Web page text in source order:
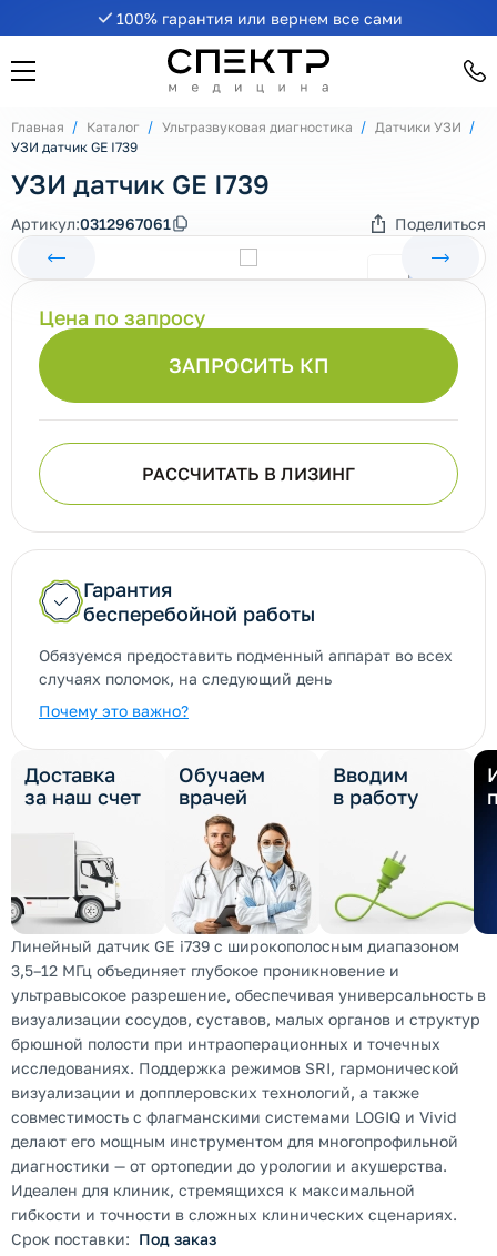
100% гарантия или вернем все сами
Главная Каталог Ультразвуковая диагностика
Датчики УЗИ
УЗИ датчик GE I739
УЗИ датчик GE I739
Артикул:0312967061 Поделиться
ЗАПРОСИТЬ КП
Цена по запросу
РАССЧИТАТЬ В ЛИЗИНГ
Гарантия
бесперебойной работы
Обязуемся предоставить подменный аппарат во всех
случаях поломок, на следующий день
Почему это важно?
Доставка
за наш счет
Обучаем
врачей
Вводим
в работу
Линейный датчик GE i739 с широкополосным диапазоном
3,5–12 МГц объединяет глубокое проникновение и
ультравысокое разрешение, обеспечивая универсальность в
визуализации сосудов, суставов, малых органов и структур
брюшной полости при интраоперационных и точечных
исследованиях. Поддержка режимов SRI, гармонической
визуализации и допплеровских технологий, а также
совместимость с флагманскими системами LOGIQ и Vivid
делают его мощным инструментом для многопрофильной
диагностики — от ортопедии до урологии и акушерства.
Идеален для клиник, стремящихся к максимальной
гибкости и точности в сложных клинических сценариях.
Срок поставки: Под заказ